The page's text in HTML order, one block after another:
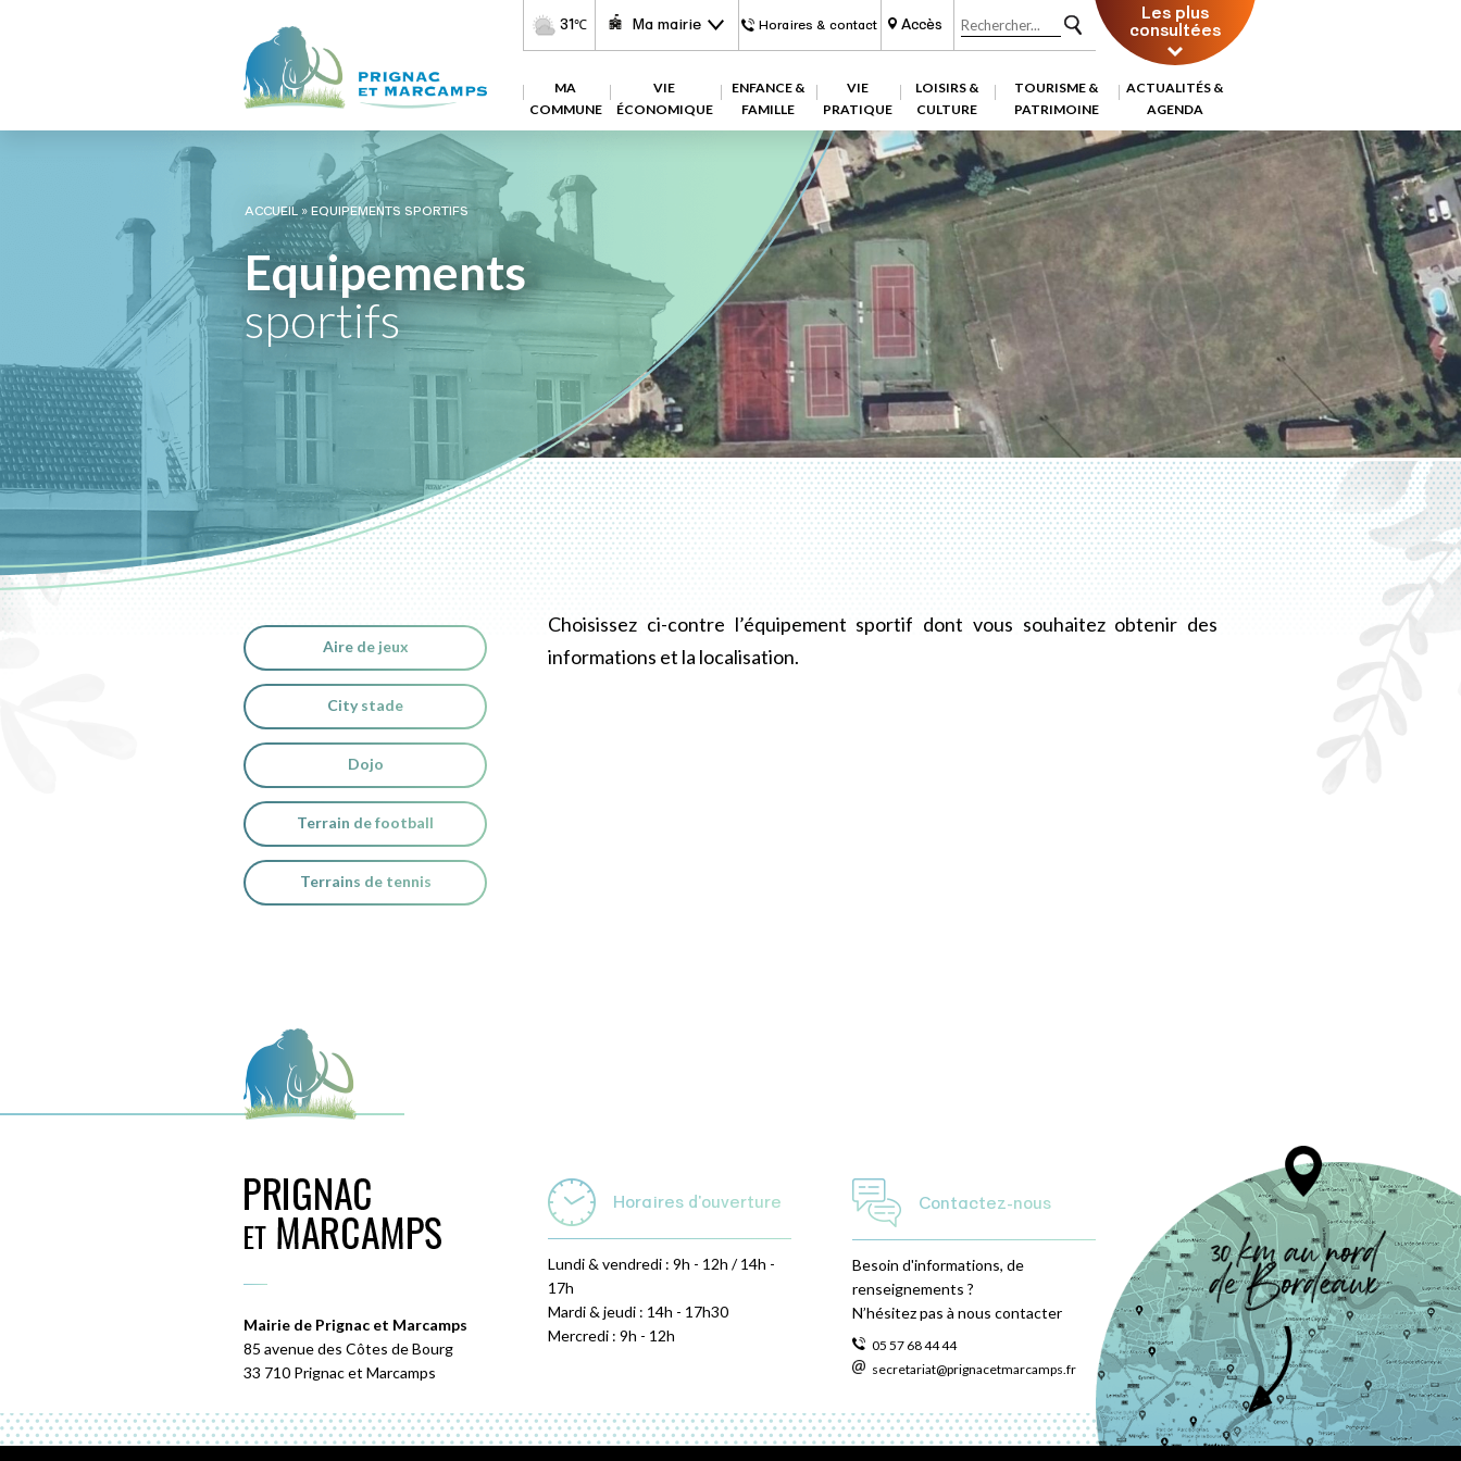
31℃ Ma mairie Horaires & contact Accès Les plus
consultées
MA
COMMUNE
VIE
ÉCONOMIQUE
ENFANCE &
FAMILLE
VIE
PRATIQUE
LOISIRS &
CULTURE
TOURISME &
PATRIMOINE
ACTUALITÉS &
AGENDA
ACCUEIL»EQUIPEMENTS SPORTIFS
Equipements
sportifs
Aire de jeux
City stade
Dojo
Terrain de football
Terrains de tennis
Choisissez ci-contre l’équipement sportif dont vous souhaitez obtenir des
informations et la localisation.
Mairie de Prignac et Marcamps
85 avenue des Côtes de Bourg
33 710 Prignac et Marcamps
Horaires d'ouverture
Lundi & vendredi : 9h - 12h / 14h -
17h
Mardi & jeudi : 14h - 17h30
Mercredi : 9h - 12h
Contactez-nous
Besoin d'informations, de
renseignements ?
N’hésitez pas à nous contacter
05 57 68 44 44
secretariat@prignacetmarcamps.fr